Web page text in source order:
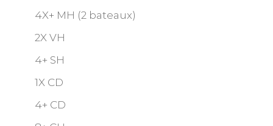
4X+ MH (2 bateaux)
2X VH
4+ SH
1X CD
4+ CD